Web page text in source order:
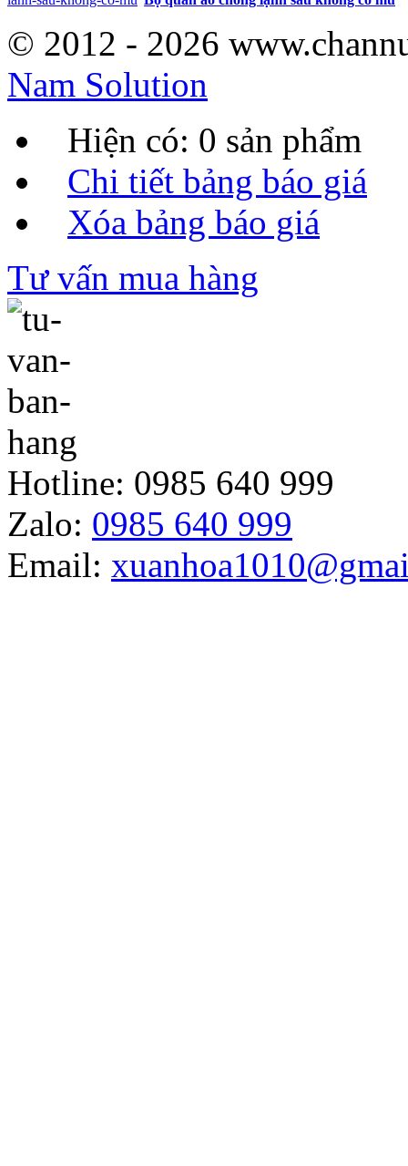
© 2012 - 2026
Nam Solution
Hiện có: 0 sản phẩm
Chi tiết bảng báo giá
Xóa bảng báo giá
Tư vấn mua hàng
Hotline: 0985 640 999
Zalo: 0985 640 999
Email: